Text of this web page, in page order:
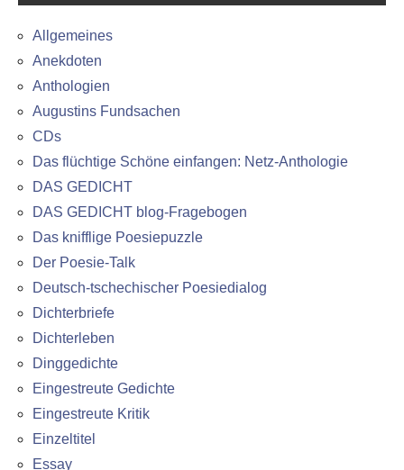
Allgemeines
Anekdoten
Anthologien
Augustins Fundsachen
CDs
Das flüchtige Schöne einfangen: Netz-Anthologie
DAS GEDICHT
DAS GEDICHT blog-Fragebogen
Das knifflige Poesiepuzzle
Der Poesie-Talk
Deutsch-tschechischer Poesiedialog
Dichterbriefe
Dichterleben
Dinggedichte
Eingestreute Gedichte
Eingestreute Kritik
Einzeltitel
Essay